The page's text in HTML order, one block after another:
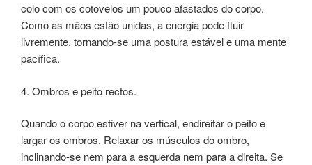
colo com os cotovelos um pouco afastados do corpo.
Como as mãos estão unidas, a energia pode fluir
livremente, tornando-se uma postura estável e uma mente
pacífica.
4. Ombros e peito rectos.
Quando o corpo estiver na vertical, endireitar o peito e
largar os ombros. Relaxar os músculos do ombro,
inclinando-se nem para a esquerda nem para a direita. Se